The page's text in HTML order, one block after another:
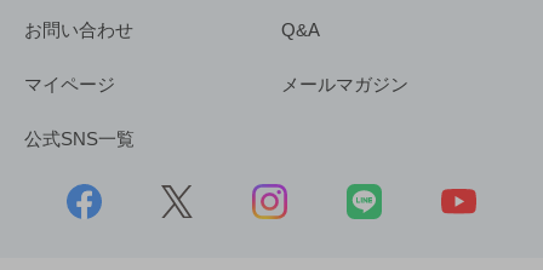
お問い合わせ Q&A
マイページ メールマガジン
公式SNS一覧